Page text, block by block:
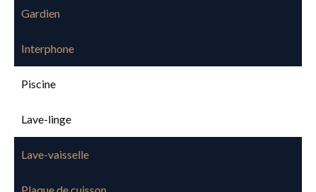
Gardien
Interphone
Piscine
Lave-linge
Lave-vaisselle